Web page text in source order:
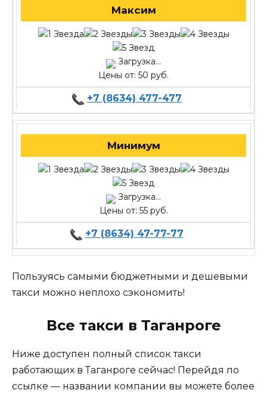
Максим
Загрузка...
Цены от: 50 руб.
+7 (8634) 477-477
Минимум
Загрузка...
Цены от: 55 руб.
+7 (8634) 47-77-77
Пользуясь самыми бюджетными и дешевыми
такси можно неплохо сэкономить!
Все такси в Таганроге
Ниже доступен полный список такси
работающих в Таганроге сейчас! Перейдя по
ссылке — названии компании вы можете более